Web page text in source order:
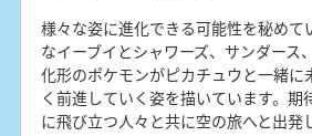
リザードン、ラティアス、ラティオス
を飛ぶポケモンたちが世界中から集ま
チュウと一緒にみんなで希望の光へと
かれています。大きくデザインされた
ックウザが、空の旅を楽しませてくれ
様々な姿に進化できる可能性を秘めて
なイーブイとシャワーズ、サンダース
化形のポケモンがピカチュウと一緒に
く前進していく姿を描いています。期
に飛び立つ人々と共に空の旅へと出発